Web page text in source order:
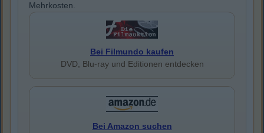
Mehrkosten.
Bei Filmundo kaufen
DVD, Blu-ray und Editionen entdecken
Bei Amazon suchen